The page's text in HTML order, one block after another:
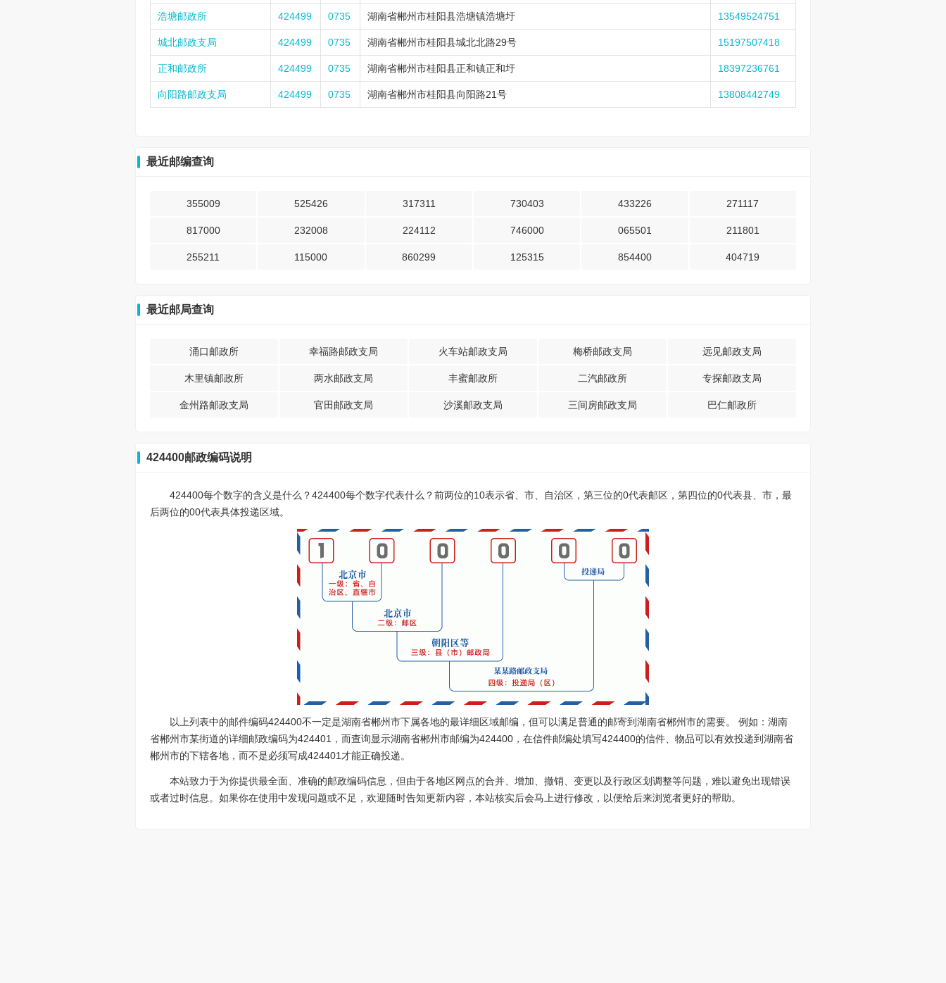
浩塘邮政所 424499 0735 湖南省郴州市桂阳县浩塘镇浩塘圩 13549524751
城北邮政支局 424499 0735 湖南省郴州市桂阳县城北北路29号 15197507418
正和邮政所 424499 0735 湖南省郴州市桂阳县正和镇正和圩 18397236761
向阳路邮政支局 424499 0735 湖南省郴州市桂阳县向阳路21号 13808442749
最近邮编查询
355009 525426 317311 730403 433226 271117
817000 232008 224112 746000 065501 211801
255211 115000 860299 125315 854400 404719
最近邮局查询
涌口邮政所 幸福路邮政支局 火车站邮政支局 梅桥邮政支局 远见邮政支局
木里镇邮政所 两水邮政支局 丰蜜邮政所 二汽邮政所 专探邮政支局
金州路邮政支局 官田邮政支局 沙溪邮政支局 三间房邮政支局 巴仁邮政所
424400邮政编码说明
424400每个数字的含义是什么？424400每个数字代表什么？前两位的10表示省、市、自治区，第三位的0代表邮区，第四位的0代表县、市，最
后两位的00代表具体投递区域。
以上列表中的邮件编码424400不一定是湖南省郴州市下属各地的最详细区域邮编，但可以满足普通的邮寄到湖南省郴州市的需要。 例如：湖南
省郴州市某街道的详细邮政编码为424401，而查询显示湖南省郴州市邮编为424400，在信件邮编处填写424400的信件、物品可以有效投递到湖南省
郴州市的下辖各地，而不是必须写成424401才能正确投递。
本站致力于为你提供最全面、准确的邮政编码信息，但由于各地区网点的合并、增加、撤销、变更以及行政区划调整等问题，难以避免出现错误
或者过时信息。如果你在使用中发现问题或不足，欢迎随时告知更新内容，本站核实后会马上进行修改，以便给后来浏览者更好的帮助。